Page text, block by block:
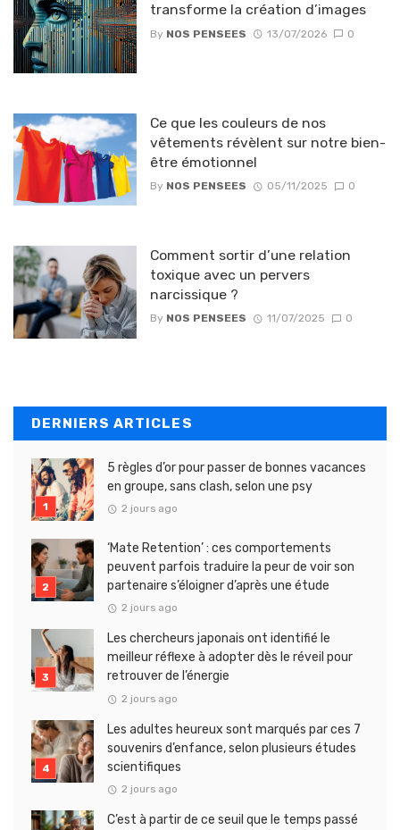
transforme la création d’images
By NOS PENSEES 13/07/2026 0
Ce que les couleurs de nos
vêtements révèlent sur notre bien-
être émotionnel
By NOS PENSEES 05/11/2025 0
Comment sortir d’une relation
toxique avec un pervers
narcissique ?
By NOS PENSEES 11/07/2025 0
DERNIERS ARTICLES
5 règles d’or pour passer de bonnes vacances
en groupe, sans clash, selon une psy
2 jours ago
‘Mate Retention’ : ces comportements
peuvent parfois traduire la peur de voir son
partenaire s’éloigner d’après une étude
2 jours ago
Les chercheurs japonais ont identifié le
meilleur réflexe à adopter dès le réveil pour
retrouver de l’énergie
2 jours ago
Les adultes heureux sont marqués par ces 7
souvenirs d’enfance, selon plusieurs études
scientifiques
2 jours ago
C’est à partir de ce seuil que le temps passé